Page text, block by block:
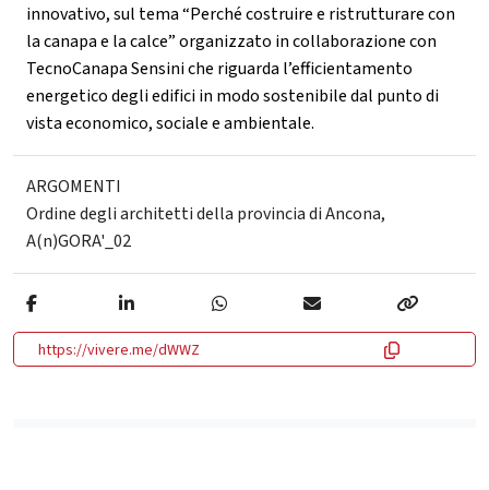
innovativo, sul tema “Perché costruire e ristrutturare con
la canapa e la calce” organizzato in collaborazione con
TecnoCanapa Sensini che riguarda l’efficientamento
energetico degli edifici in modo sostenibile dal punto di
vista economico, sociale e ambientale.
ARGOMENTI
Ordine degli architetti della provincia di Ancona,
A(n)GORA'_02
https://vivere.me/dWWZ